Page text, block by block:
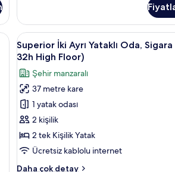
görün
Oda,
Sigara
İçilmez
(26th-
High
Floor)
hakkında
daha
fazla
İçilmez (26th-32th High Floor) | Kuştüyü
Superior
İki
Ayrı
Yataklı
Oda,
Sigara
İçilmez
(26th-
32h
Superior
9
Superior İki Ayrı Yataklı Oda,
32h High Floor)
Şehir manzaralı
37 metre kare
1 yatak odası
2 kişilik
2 tek Kişilik Yatak
Ücretsiz kablolu internet
Daha çok detay
Superior